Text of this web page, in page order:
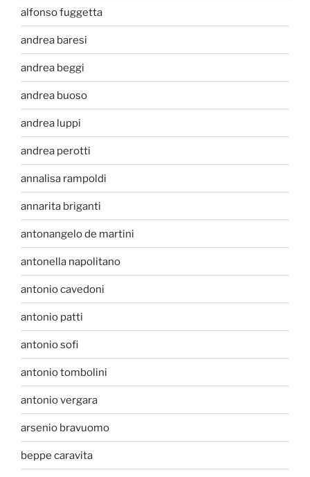
alfonso fuggetta
andrea baresi
andrea beggi
andrea buoso
andrea luppi
andrea perotti
annalisa rampoldi
annarita briganti
antonangelo de martini
antonella napolitano
antonio cavedoni
antonio patti
antonio sofi
antonio tombolini
antonio vergara
arsenio bravuomo
beppe caravita